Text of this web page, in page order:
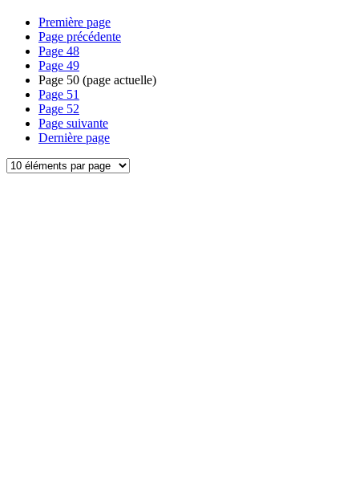
Première page
Page précédente
Page 48
Page 49
Page 50 (page actuelle)
Page 51
Page 52
Page suivante
Dernière page